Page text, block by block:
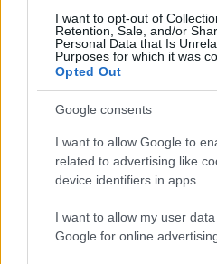
I want to opt-out of
Retention, Sale, and/or
Personal Data that Is
Purposes for which it was
Opted Out
Google consents
I want to allow Google to
related to advertising like
device identifiers in apps.
I want to allow my user
Google for online
nybegynner, men gleder
gjøre jakt litt mer folkelig,
til oa.no.
Johannes Thingnes Bø har
hverdagen å blinke seg ut.
en viktig medspiller for
altså å se i 6.divisjon i